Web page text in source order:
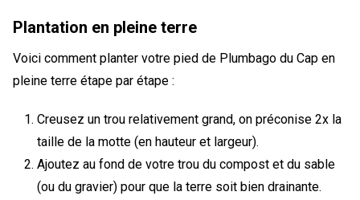
Plantation en pleine terre
Voici comment planter votre pied de Plumbago du Cap en
pleine terre étape par étape :
Creusez un trou relativement grand, on préconise 2x la
taille de la motte (en hauteur et largeur).
Ajoutez au fond de votre trou du compost et du sable
(ou du gravier) pour que la terre soit bien drainante.